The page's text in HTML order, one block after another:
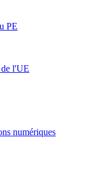
PE
de l'UE
numériques